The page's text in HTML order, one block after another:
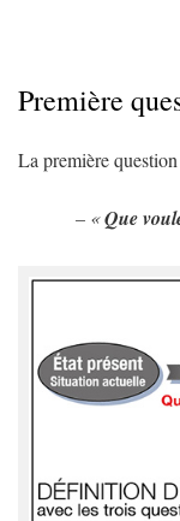
Première
La première
– «Que